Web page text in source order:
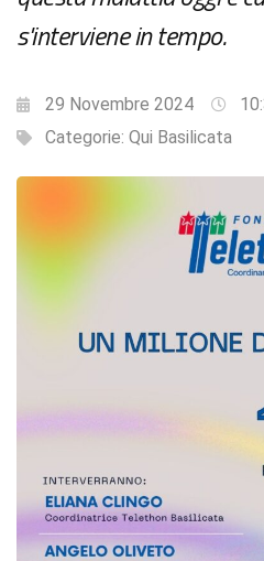
s'interviene in tempo.
29 Novembre 2024
Categorie: Qui Basilicata